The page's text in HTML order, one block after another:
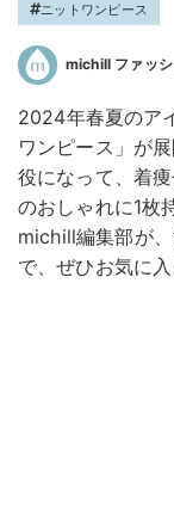
ニットワンピース
michill ファッ
2024年春夏のア
ワンピース」が
役になって、着
のおしゃれに1枚
michill編集部が
で、ぜひお気に入